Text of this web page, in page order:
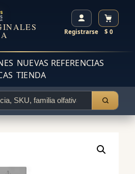
Registrarse $ 0
NUEVAS REFERENCIAS
TIENDA